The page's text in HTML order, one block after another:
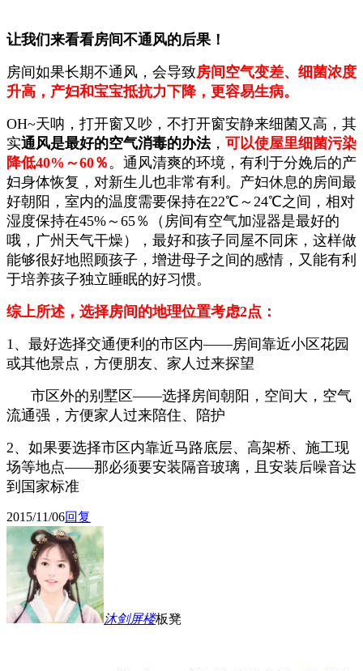
让我们来看看房间不通风的后果！
房间如果长期不通风，会导致房间空气变差、细菌浓度
升高，产妇和宝宝抵抗力下降，更容易生病。
OH~天呐，打开窗又吵，不打开窗安静来细菌又高，其
实通风是最好的空气消毒的办法， 可以使屋里细菌污染
降低40%～60％。通风清爽的环境，有利于分娩后的产
妇身体恢复，对新生儿也非常有利。 产妇休息的房间最
好朝阳，室内的温度需要保持在22℃～24℃之间，相对
湿度保持在45%～65％（房间有空气加湿器是最好的
哦，广州天气干燥），最好和孩子同屋不同床，这样做
能够很好地照顾孩子，增进母子之间的感情，又能有利
于培养孩子独立睡眠的好习惯。
综上所述，选择房间的地理位置考虑2点：
1、最好选择交通便利的市区内——房间靠近小区花园
或其他景点，方便朋友、家人过来探望
市区外的别墅区——选择房间朝阳，空间大，空气
流通强，方便家人过来陪住、陪护
2、如果要选择市区内靠近马路底层、高架桥、施工现
场等地点——那必须要安装隔音玻璃，且安装后噪音达
到国家标准
2015/11/06回复
沐剑屏楼板凳